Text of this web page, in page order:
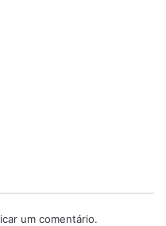
um comentário.